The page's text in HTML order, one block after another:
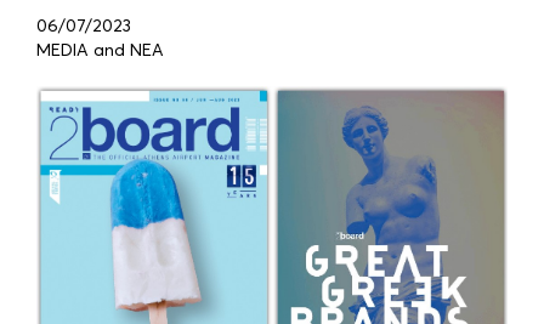
06/07/2023
MEDIA and ΝΕΑ